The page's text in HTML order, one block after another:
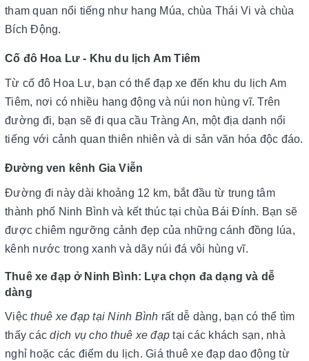
tham quan nổi tiếng như hang Múa, chùa Thái Vi và chùa
Bích Động.
Cố đô Hoa Lư - Khu du lịch Am Tiêm
Từ cố đô Hoa Lư, bạn có thể đạp xe đến khu du lịch Am
Tiêm, nơi có nhiều hang động và núi non hùng vĩ. Trên
đường đi, bạn sẽ đi qua cầu Tràng An, một địa danh nổi
tiếng với cảnh quan thiên nhiên và di sản văn hóa độc đáo.
Đường ven kênh Gia Viễn
Đường đi này dài khoảng 12 km, bắt đầu từ trung tâm
thành phố Ninh Bình và kết thúc tại chùa Bái Đính. Bạn sẽ
được chiêm ngưỡng cảnh đẹp của những cánh đồng lúa,
kênh nước trong xanh và dãy núi đá vôi hùng vĩ.
Thuê xe đạp ở Ninh Bình: Lựa chọn đa dạng và dễ
dàng
Việc thuê xe đạp tại Ninh Bình rất dễ dàng, bạn có thể tìm
thấy cácdịch vụ cho thuê xe đạp tại các khách sạn, nhà
nghỉ hoặc các điểm du lịch. Giá thuê xe đạp dao động từ